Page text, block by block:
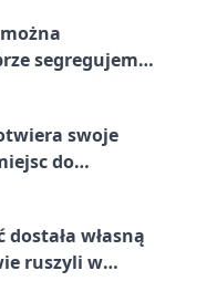
segregujemy
swoje
do
własną
ruszyli w